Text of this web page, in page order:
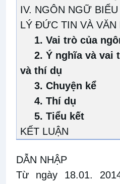
IV. NGÔN NGỮ
LÝ ĐỨC TIN VÀ VĂN
1.Vai trò của
2.Ý nghĩa và vai
và thí dụ
3.Chuyện kể
4.Thí dụ
5.Tiểu kết
KẾT LUẬN
DẪN NHẬP
Từ ngày 18.01.